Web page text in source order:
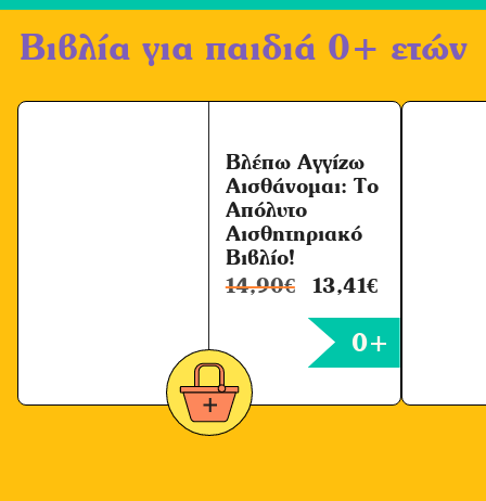
ή
Ό
ω
Βιβλία για παιδιά 0+ ετών
Βλέπω Αγγίζω
Αισθάνομαι: Το
Απόλυτο
Αισθητηριακό
Βιβλίο!
14,90€ 13,41€
0+